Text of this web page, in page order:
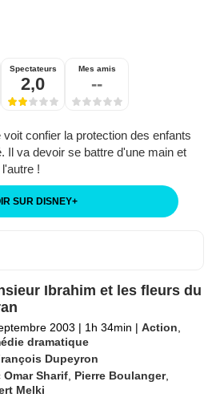
Spectateurs
2,0
Mes amis
--
confier la protection des enfants
Il va devoir se battre d'une main et
!
SUR DISNEY+
Ibrahim et les fleurs du
2003 | 1h 34min | Action,
dramatique
Dupeyron
Omar Sharif, Pierre Boulanger,
Melki